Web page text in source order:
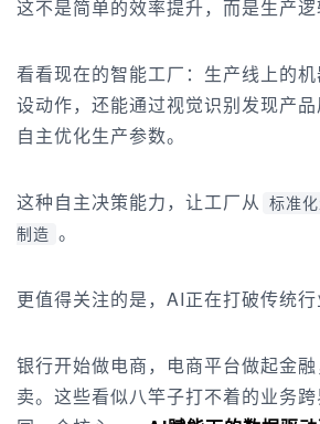
这不是简单的效率提升，而是生产逻
看看现在的智能工厂：生产线上的
设动作，还能通过视觉识别发现产
自主优化生产参数。
这种自主决策能力，让工厂从 标准
制造 。
更值得关注的是，AI正在打破传统行
银行开始做电商，电商平台做起金
卖。这些看似八竿子打不着的业务